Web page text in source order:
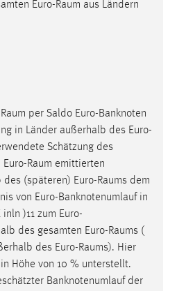
Euro-Raum aus Ländern
per Saldo Euro-Banknoten
in Länder außerhalb des Euro-
Schätzung des
Euro-Raum emittierten
des (späteren) Euro-Raums dem
von Euro-Banknotenumlauf in
)11 zum Euro-
des gesamten Euro-Raums (
des Euro-Raums). Hier
Höhe von 10 % unterstellt.
Banknotenumlauf der